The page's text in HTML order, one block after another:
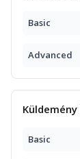
Basic
Advanced
Küldemény
Basic